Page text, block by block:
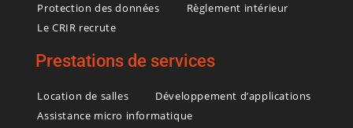
Protection des données
Règlement intérieur
Le CRIR recrute
Prestations de services
Location de salles
Développement d’applications
Assistance micro informatique